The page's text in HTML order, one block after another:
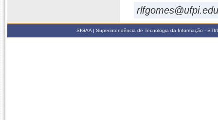
SIGAA | Superintendência de Tecnologia da Informação -